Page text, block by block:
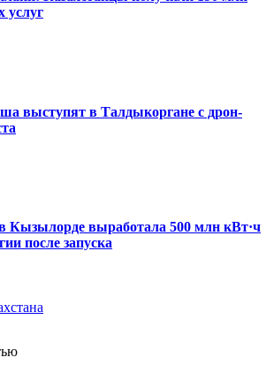
услуг
выступят в Талдыкоргане с дрон-
Кызылорде выработала 500 млн кВт·ч
после запуска